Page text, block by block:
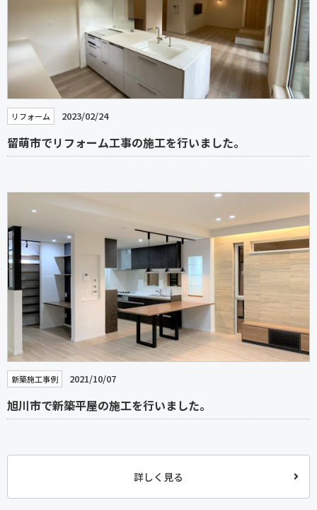
リフォーム 2023/02/24
留萌市でリフォーム工事の施工を行いました。
新築施工事例 2021/10/07
旭川市で新築平屋の施工を行いました。
詳しく見る